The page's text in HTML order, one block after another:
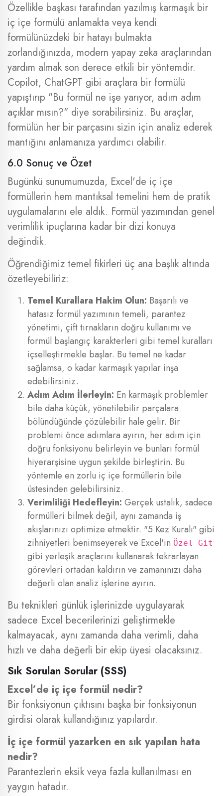
Özellikle başkası tarafından yazılmış karmaşık bir
iç içe formülü anlamakta veya kendi
formülünüzdeki bir hatayı bulmakta
zorlandığınızda, modern yapay zeka araçlarından
yardım almak son derece etkili bir yöntemdir.
Copilot, ChatGPT gibi araçlara bir formülü
yapıştırıp "Bu formül ne işe yarıyor, adım adım
açıklar mısın?" diye sorabilirsiniz. Bu araçlar,
formülün her bir parçasını sizin için analiz ederek
mantığını anlamanıza yardımcı olabilir.
6.0 Sonuç ve Özet
Bugünkü sunumumuzda, Excel'de iç içe
formüllerin hem mantıksal temelini hem de pratik
uygulamalarını ele aldık. Formül yazımından genel
verimlilik ipuçlarına kadar bir dizi konuya
değindik.
Öğrendiğimiz temel fikirleri üç ana başlık altında
özetleyebiliriz:
Temel Kurallara Hakim Olun: Başarılı ve
hatasız formül yazımının temeli, parantez
yönetimi, çift tırnakların doğru kullanımı ve
formül başlangıç karakterleri gibi temel kuralları
içselleştirmekle başlar. Bu temel ne kadar
sağlamsa, o kadar karmaşık yapılar inşa
edebilirsiniz.
Adım Adım İlerleyin: En karmaşık problemler
bile daha küçük, yönetilebilir parçalara
bölündüğünde çözülebilir hale gelir. Bir
problemi önce adımlara ayırın, her adım için
doğru fonksiyonu belirleyin ve bunları formül
hiyerarşisine uygun şekilde birleştirin. Bu
yöntemle en zorlu iç içe formüllerin bile
üstesinden gelebilirsiniz.
Verimliliği Hedefleyin: Gerçek ustalık, sadece
formülleri bilmek değil, aynı zamanda iş
akışlarınızı optimize etmektir. "5 Kez Kuralı" gibi
zihniyetleri benimseyerek ve Excel'in Özel Git
gibi yerleşik araçlarını kullanarak tekrarlayan
görevleri ortadan kaldırın ve zamanınızı daha
değerli olan analiz işlerine ayırın.
Bu teknikleri günlük işlerinizde uygulayarak
sadece Excel becerilerinizi geliştirmekle
kalmayacak, aynı zamanda daha verimli, daha
hızlı ve daha değerli bir ekip üyesi olacaksınız.
Sık Sorulan Sorular (SSS)
Excel’de iç içe formül nedir?
Bir fonksiyonun çıktısını başka bir fonksiyonun
girdisi olarak kullandığınız yapılardır.
İç içe formül yazarken en sık yapılan hata
nedir?
Parantezlerin eksik veya fazla kullanılması en
yaygın hatadır.